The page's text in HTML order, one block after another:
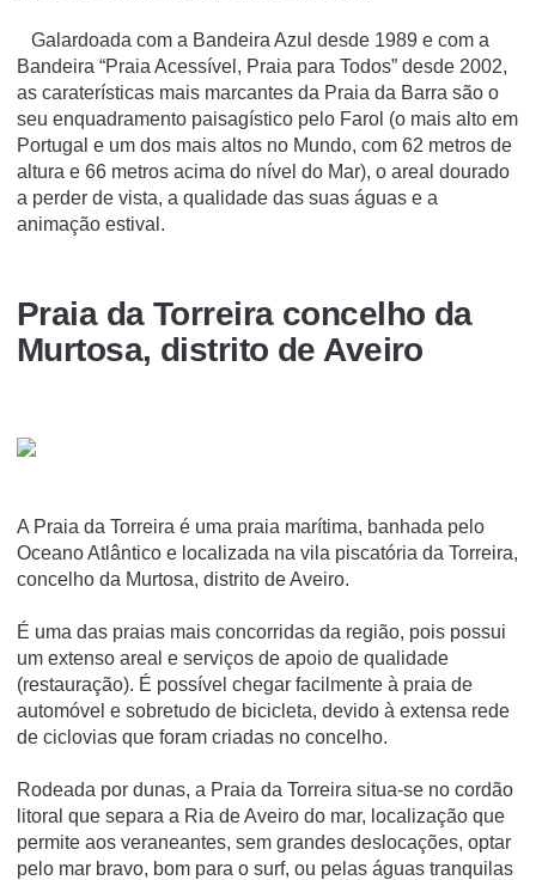
Galardoada com a Bandeira Azul desde 1989 e com a
Bandeira “Praia Acessível, Praia para Todos” desde 2002,
as caraterísticas mais marcantes da Praia da Barra são o
seu enquadramento paisagístico pelo Farol (o mais alto em
Portugal e um dos mais altos no Mundo, com 62 metros de
altura e 66 metros acima do nível do Mar), o areal dourado
a perder de vista, a qualidade das suas águas e a
animação estival.
Praia da Torreira concelho da
Murtosa, distrito de Aveiro
A Praia da Torreira é uma praia marí­tima, banhada pelo
Oceano Atlântico e localizada na vila piscatória da Torreira,
concelho da Murtosa, distrito de Aveiro.
É uma das praias mais concorridas da região, pois possui
um extenso areal e serviços de apoio de qualidade
(restauração). É possí­vel chegar facilmente à praia de
automóvel e sobretudo de bicicleta, devido à extensa rede
de ciclovias que foram criadas no concelho.
Rodeada por dunas, a Praia da Torreira situa-se no cordão
litoral que separa a Ria de Aveiro do mar, localização que
permite aos veraneantes, sem grandes deslocações, optar
pelo mar bravo, bom para o surf, ou pelas águas tranquilas